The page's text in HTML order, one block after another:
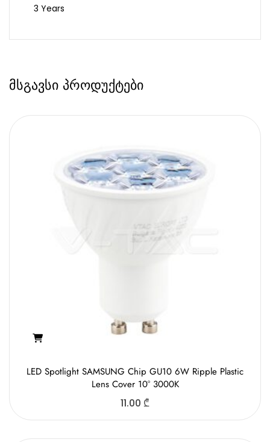
3 Years
მსგავსი პროდუქტები
LED Spotlight SAMSUNG Chip GU10 6W Ripple Plastic
Lens Cover 10° 3000K
11.00 ₾